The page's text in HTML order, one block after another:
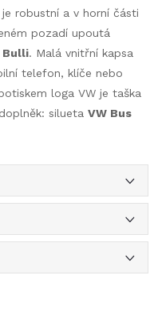
robustní a v horní části
pozadí upoutá
Bulli. Malá vnitřní kapsa
telefon, klíče nebo
loga VW je taška
silueta VW Bus